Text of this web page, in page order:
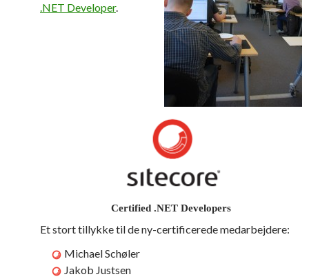
.NET Developer.
Certified .NET Developers
Et stort tillykke til de ny-certificerede medarbejdere:
Michael Schøler
Jakob Justsen